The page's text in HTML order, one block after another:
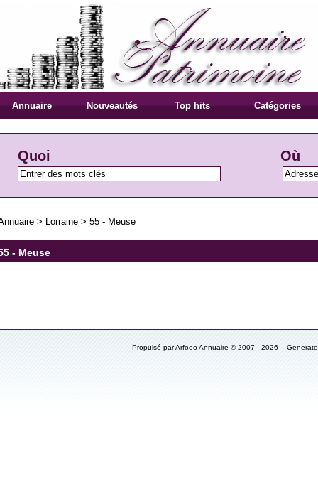
Annuaire Nouveautés Top hits Catégories
Quoi Où
> Lorraine > 55 - Meuse
- Meuse
Propulsé par Arfooo Annuaire © 2007 - 2026